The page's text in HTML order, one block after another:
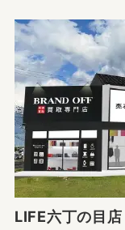
LIFE六丁の目店